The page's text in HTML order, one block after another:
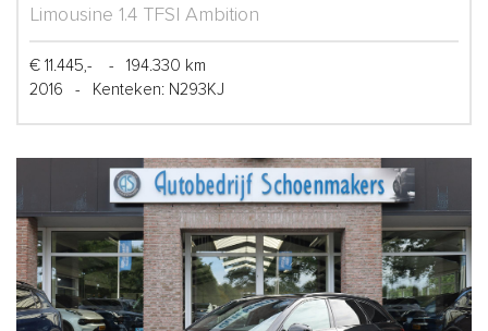
Limousine 1.4 TFSI Ambition
€ 11.445,- -
194.330 km
2016
- Kenteken: N293KJ